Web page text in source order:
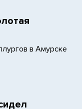
в Амурске